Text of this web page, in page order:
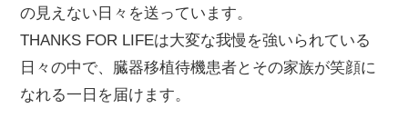
の見えない日々を送っています。
THANKS FOR LIFEは大変な我慢を強いられている
日々の中で、臓器移植待機患者とその家族が笑顔に
なれる一日を届けます。